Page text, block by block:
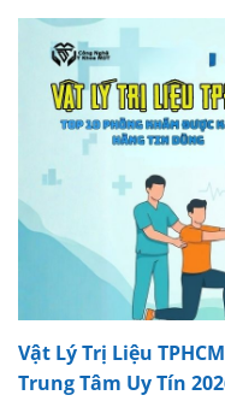
Vật Lý Trị Liệu
Trung Tâm Uy Tín